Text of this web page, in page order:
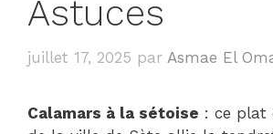
Astuces
juillet 17, 2025 par Asmae El
Calamars à la sétoise : ce plat